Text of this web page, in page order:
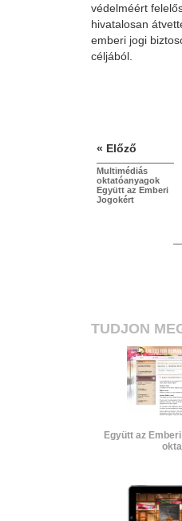
védelméért
hivatalosan
emberi jogi
céljából.
« Előző
Multimédiás
oktatóanyagok
Együtt az Emberi
Jogokért
TUDJON
Együtt az